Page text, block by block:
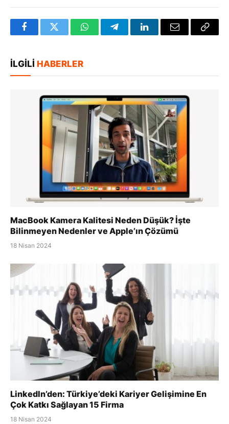
FacebookTwitter WhatsAppTelegramLinkedInE-
İLGILI HABERLER
MacBook Kamera Kalitesi Neden Düşük? İşte
Bilinmeyen Nedenler ve Apple’ın Çözümü
18 Nisan 2024
LinkedIn’den: Türkiye’deki Kariyer Gelişimine En
Çok Katkı Sağlayan 15 Firma
18 Nisan 2024